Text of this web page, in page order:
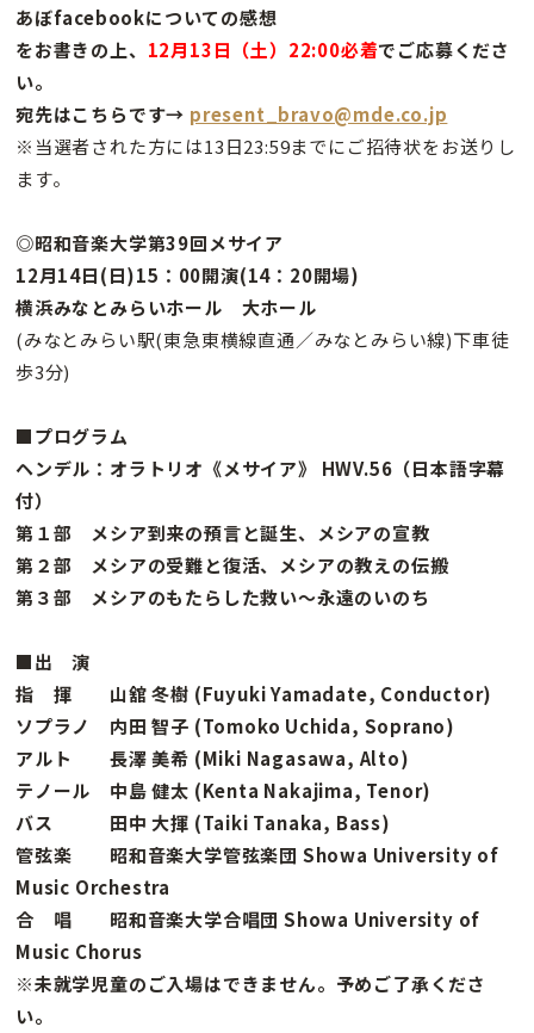
あぼfacebookについての感想
をお書きの上、 12月13日（土）22:00必着でご応募くださ
い。
宛先はこちらです→ present_bravo@mde.co.jp
※当選者された方には13日23:59までにご招待状をお送りし
ます。
◎昭和音楽大学第39回メサイア
12月14日(日)15：00開演(14：20開場)
横浜みなとみらいホール 大ホール
(みなとみらい駅(東急東横線直通／みなとみらい線)下車徒
歩3分)
■プログラム
ヘンデル：オラトリオ《メサイア》 HWV.56（日本語字幕
付）
第１部 メシア到来の預言と誕生、メシアの宣教
第２部 メシアの受難と復活、メシアの教えの伝搬
第３部 メシアのもたらした救い～永遠のいのち
■出 演
指 揮 山舘 冬樹 (Fuyuki Yamadate, Conductor)
ソプラノ 内田 智子 (Tomoko Uchida, Soprano)
アルト 長澤 美希 (Miki Nagasawa, Alto)
テノール 中島 健太 (Kenta Nakajima, Tenor)
バス 田中 大揮 (Taiki Tanaka, Bass)
管弦楽 昭和音楽大学管弦楽団 Showa University of
Music Orchestra
合 唱 昭和音楽大学合唱団 Showa University of
Music Chorus
※未就学児童のご入場はできません。予めご了承くださ
い。